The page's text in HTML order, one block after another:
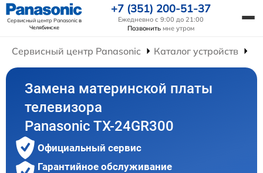
Сервисный центр Panasonicв
Челябинске
+7 (351) 200-51-37
Ежедневно с 9:00 до 21:00
Позвонить мне утром
Сервисный центр Panasonic Каталог устройств
Замена материнской платы
телевизора
Panasonic TX-24GR300
Официальный сервис
Гарантийное обслуживание